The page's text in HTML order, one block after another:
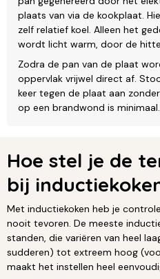
plaats van via de kookplaat.
zelf relatief koel. Alleen het
wordt licht warm, door de
Zodra de pan van de plaat
oppervlak vrijwel direct af.
keer tegen de plaat aan
op een brandwond is minimaal.
Hoe stel je de
bij
Met inductiekoken heb je
nooit tevoren. De meeste
standen, die variëren van heel
sudderen) tot extreem hoog
maakt het instellen heel